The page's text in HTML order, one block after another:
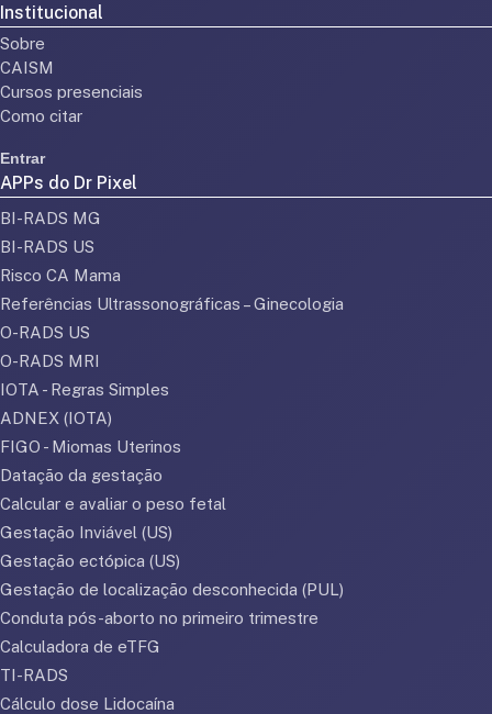
Institucional
Sobre
CAISM
Cursos presenciais
Como citar
Entrar
APPs do Dr Pixel
BI-RADS MG
BI-RADS US
Risco CA Mama
Referências Ultrassonográficas – Ginecologia
O-RADS US
O-RADS MRI
IOTA - Regras Simples
ADNEX (IOTA)
FIGO - Miomas Uterinos
Datação da gestação
Calcular e avaliar o peso fetal
Gestação Inviável (US)
Gestação ectópica (US)
Gestação de localização desconhecida (PUL)
Conduta pós-aborto no primeiro trimestre
Calculadora de eTFG
TI-RADS
Cálculo dose Lidocaína